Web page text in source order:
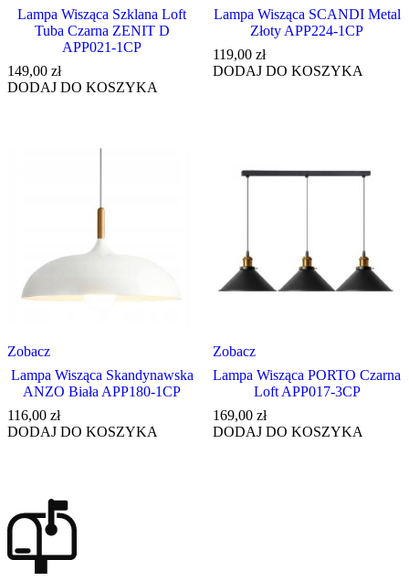
Lampa Wisząca Szklana Loft
Tuba Czarna ZENIT D
APP021-1CP
149,00 zł
DODAJ DO KOSZYKA
Lampa Wisząca SCANDI Metal
Złoty APP224-1CP
119,00 zł
DODAJ DO KOSZYKA
Zobacz
Lampa Wisząca Skandynawska
ANZO Biała APP180-1CP
116,00 zł
DODAJ DO KOSZYKA
Zobacz
Lampa Wisząca PORTO Czarna
Loft APP017-3CP
169,00 zł
DODAJ DO KOSZYKA